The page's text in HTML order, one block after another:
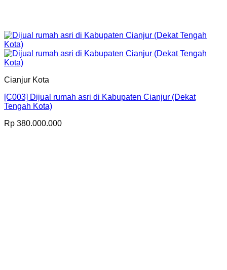
Cianjur Kota
[C003] Dijual rumah asri di Kabupaten Cianjur (Dekat
Tengah Kota)
Rp 380.000.000